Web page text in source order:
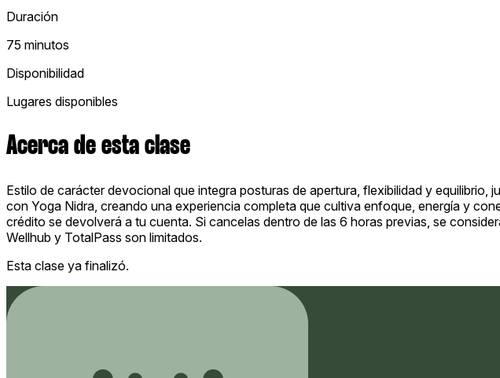
Duración
75 minutos
Disponibilidad
Lugares disponibles
Acerca de esta clase
Estilo de carácter devocional que integra posturas de apertura, flexibilidad y
con Yoga Nidra, creando una experiencia completa que cultiva enfoque, energía y
crédito se devolverá a tu cuenta. Si cancelas dentro de las 6 horas previas, se
Wellhub y TotalPass son limitados.
Esta clase ya finalizó.